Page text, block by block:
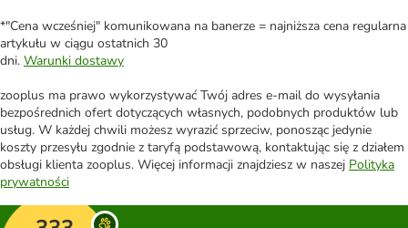
*"Cena wcześniej" komunikowana na banerze = najniższa cena regularna
artykułu w ciągu ostatnich 30
dni. Warunki dostawy
zooplus ma prawo wykorzystywać Twój adres e-mail do wysyłania
bezpośrednich ofert dotyczących własnych, podobnych produktów lub
usług. W każdej chwili możesz wyrazić sprzeciw, ponosząc jedynie
koszty przesyłu zgodnie z taryfą podstawową, kontaktując się z działem
obsługi klienta zooplus. Więcej informacji znajdziesz w naszej Polityka
prywatności